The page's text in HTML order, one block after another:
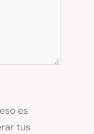
es
tus